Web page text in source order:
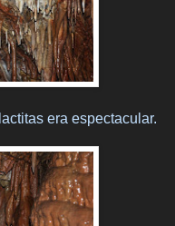
era espectacular.